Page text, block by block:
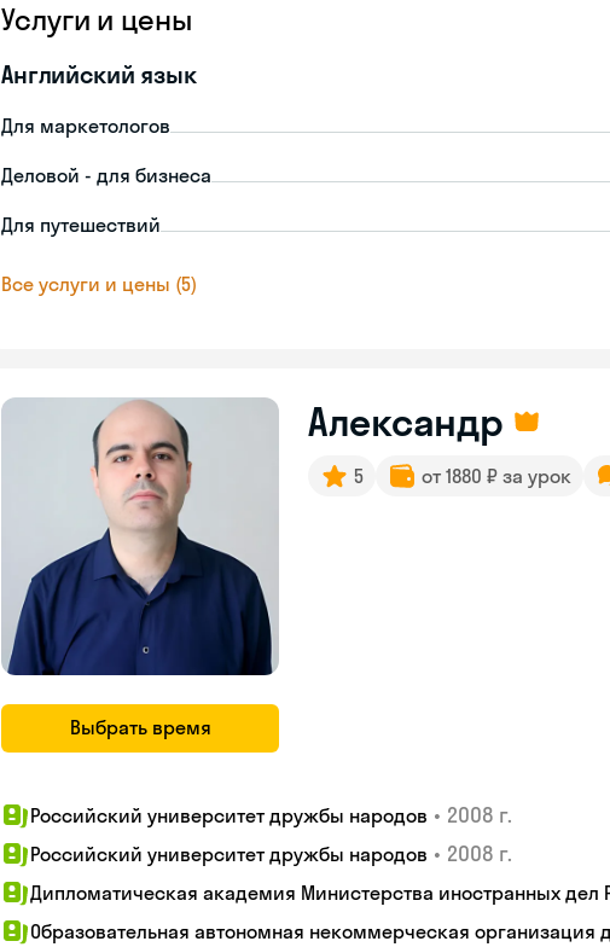
Услуги и цены
Английский язык
Для маркетологов
Деловой - для бизнеса
Для путешествий
Все услуги и цены (5)
Выбрать время
Александр
5 от 1880 ₽ за урок
Российский университет дружбы народов • 2008 г.
Российский университет дружбы народов • 2008 г.
Дипломатическая академия Министерства иностранных
Образовательная автономная некоммерческая организация